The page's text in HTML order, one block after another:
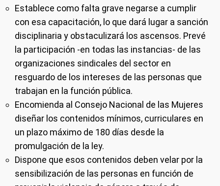
Establece como falta grave negarse a cumplir
con esa capacitación, lo que dará lugar a sanción
disciplinaria y obstaculizará los ascensos. Prevé
la participación -en todas las instancias- de las
organizaciones sindicales del sector en
resguardo de los intereses de las personas que
trabajan en la función pública.
Encomienda al Consejo Nacional de las Mujeres
diseñar los contenidos mínimos, curriculares en
un plazo máximo de 180 días desde la
promulgación de la ley.
Dispone que esos contenidos deben velar por la
sensibilización de las personas en función de